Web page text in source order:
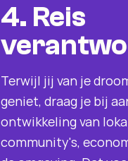
4. Reis
Terwijl jij van je
geniet, draag je bij
ontwikkeling van
community's,